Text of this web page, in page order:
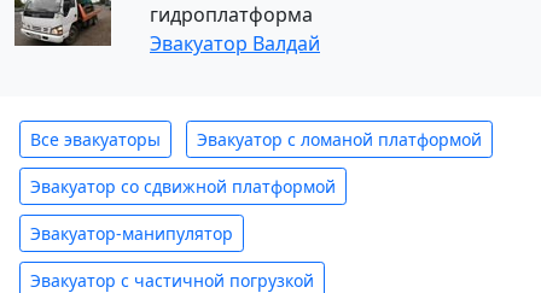
гидроплатформа
Эвакуатор Валдай
Все эвакуаторы Эвакуатор с ломаной платформой
Эвакуатор со сдвижной платформой
Эвакуатор-манипулятор
Эвакуатор с частичной погрузкой